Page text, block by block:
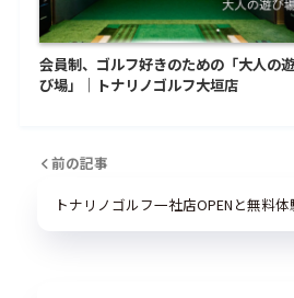
会員制、ゴルフ好きのための「大人の遊
び場」｜トナリノゴルフ大垣店
前の記事
トナリノゴルフ一社店OPENと無料